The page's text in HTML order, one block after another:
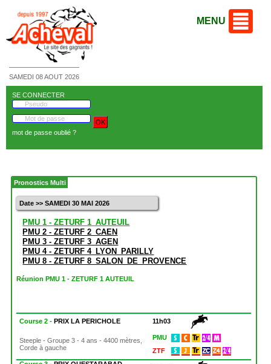
SAMEDI 08 AOUT 2026
MENU
SE CONNECTER
mot de passe oublié ?
Pronostics Multi
Date >> SAMEDI 30 MAI 2026
PMU 1 - ZETURF 1_AUTEUIL
PMU 2 - ZETURF 2_CAEN
PMU 3 - ZETURF 3_AGEN
PMU 4 - ZETURF 4_LYON_PARILLY
PMU 8 - ZETURF 8_SALON_DE_PROVENCE
Réunion PMU 1 - ZETURF 1 AUTEUIL
Course 2 -PRIX LA PERICHOLE 11h03
Steeple - Groupe 3 - 4 ans - 4400 mètres,
Corde à gauche
PMU
ZTF